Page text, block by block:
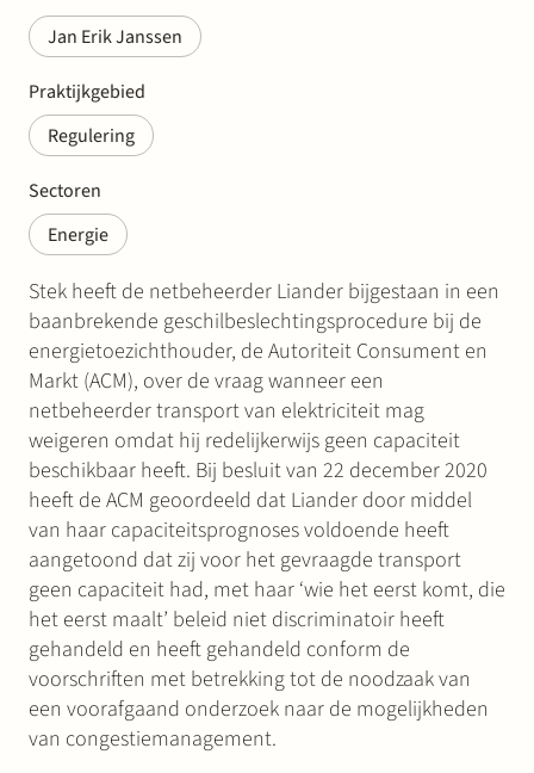
Jan Erik Janssen
Praktijkgebied
Regulering
Sectoren
Energie
Stek heeft de netbeheerder Liander bijgestaan in een
baanbrekende geschilbeslechtingsprocedure bij de
energietoezichthouder, de Autoriteit Consument en
Markt (ACM), over de vraag wanneer een
netbeheerder transport van elektriciteit mag
weigeren omdat hij redelijkerwijs geen capaciteit
beschikbaar heeft. Bij besluit van 22 december 2020
heeft de ACM geoordeeld dat Liander door middel
van haar capaciteitsprognoses voldoende heeft
aangetoond dat zij voor het gevraagde transport
geen capaciteit had, met haar ‘wie het eerst komt, die
het eerst maalt’ beleid niet discriminatoir heeft
gehandeld en heeft gehandeld conform de
voorschriften met betrekking tot de noodzaak van
een voorafgaand onderzoek naar de mogelijkheden
van congestiemanagement.